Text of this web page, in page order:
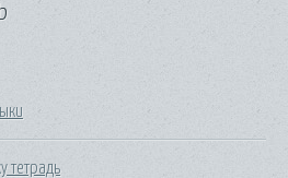
тетрадь